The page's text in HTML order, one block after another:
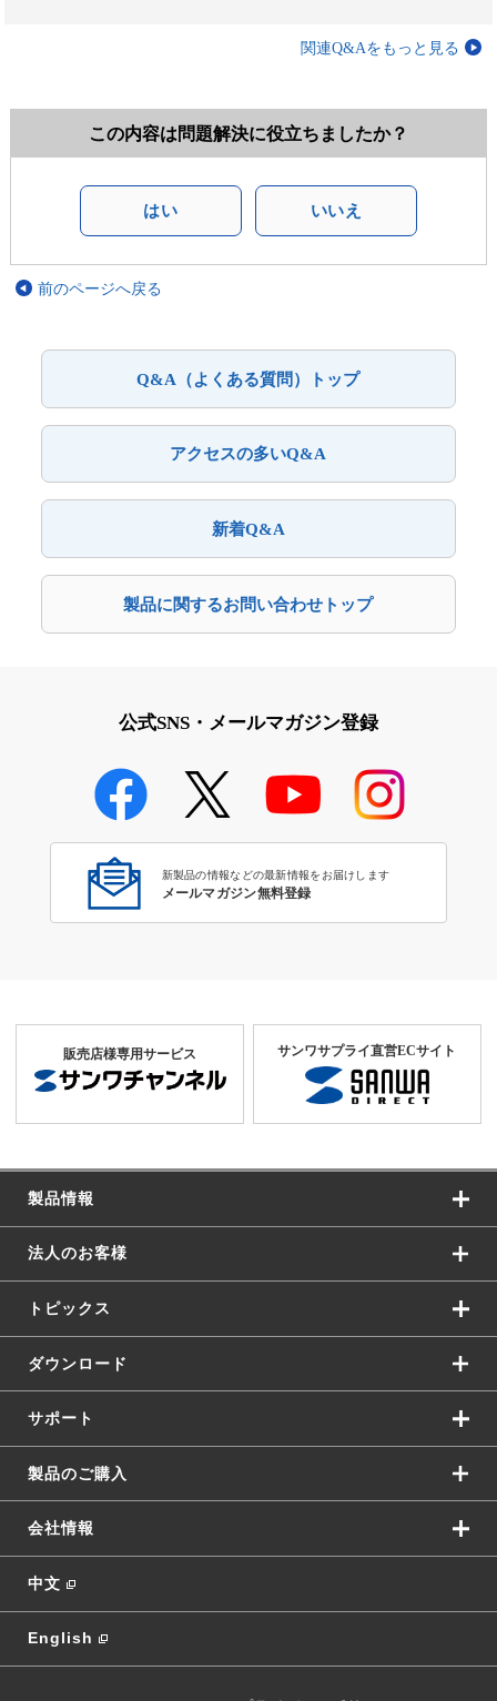
関連Q&Aをもっと見る
この内容は問題解決に役立ちましたか？
はい いいえ
前のページへ戻る
Q&A（よくある質問）トップ
アクセスの多いQ&A
新着Q&A
製品に関するお問い合わせトップ
公式SNS・メールマガジン登録
新製品の情報などの最新情報をお届けします
メールマガジン無料登録
販売店様専用サービス サンワサプライ直営ECサイト
製品情報
法人のお客様
トピックス
ダウンロード
サポート
製品のご購入
会社情報
中文
English